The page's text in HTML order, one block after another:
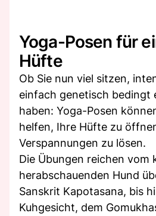
Yoga-Posen für
Hüfte
Ob Sie nun viel sitzen,
einfach genetisch bedingt
haben: Yoga-Posen
helfen, Ihre Hüfte zu
Verspannungen zu lösen.
Die Übungen reichen vom
herabschauenden Hund
Sanskrit Kapotasana, bis
Kuhgesicht, dem